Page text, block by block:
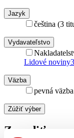
Jazyk
čeština (3
Vydavateľstvo
Lidové noviny3
Väzba
pevná
Zúžiť výber
Zoradiť